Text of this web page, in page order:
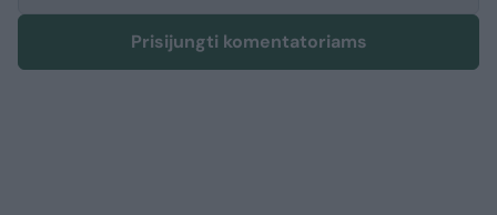
Prisijungti komentatoriams